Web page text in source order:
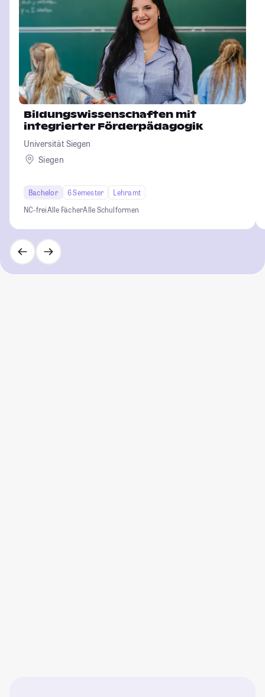
Bildungswissenschaften mit
integrierter Förderpädagogik
Universität Siegen
Siegen
Bachelor 6 Semester
Lehramt
NC-freiAlle FächerAlle Schulformen